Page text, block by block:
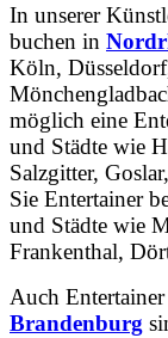
In unserer
buchen in
Köln,
möglich eine
und Städte wie
Salzgitter,
Sie Entertainer
und Städte wie
Frankenthal,
Auch
Brandenburg